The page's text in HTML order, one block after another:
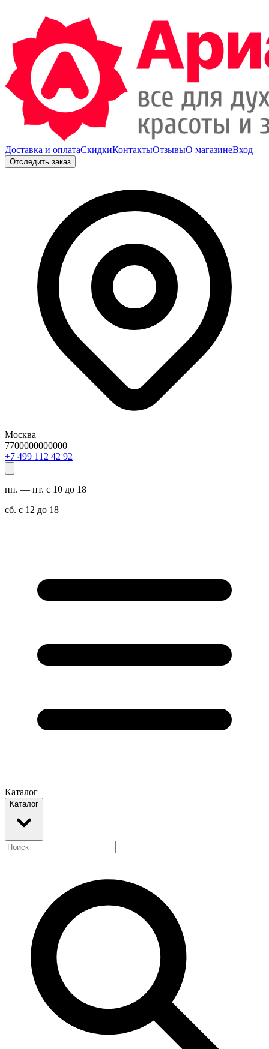
Доставка и оплатаСкидкиКонтактыОтзывыО магазинеВход
Отследить заказ
Москва
7700000000000
29 24 211 994 7+
пн. — пт. с 10 до 18
сб. с 12 до 18
Каталог
Каталог